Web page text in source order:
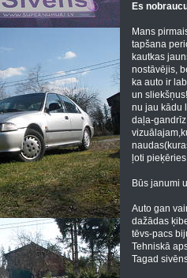
Es
Mans
tapšana
kautkas
nostāvējis,
ka auto ir
un sliekšņus!
nu jau kādu
daļa-
ļoti
Būs janumi
Auto gan
dažādas
tēvs-pacs
Tehniskā
Tagad